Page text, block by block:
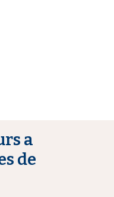
a
de